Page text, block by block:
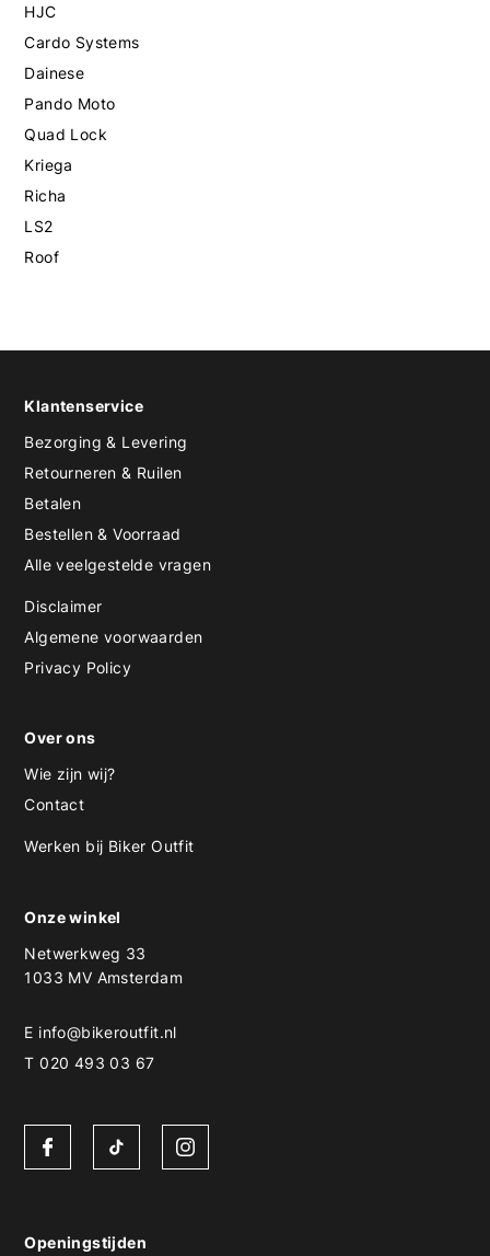
HJC
Cardo Systems
Dainese
Pando Moto
Quad Lock
Kriega
Richa
LS2
Roof
Klantenservice
Bezorging & Levering
Retourneren & Ruilen
Betalen
Bestellen & Voorraad
Alle veelgestelde vragen
Disclaimer
Algemene voorwaarden
Privacy Policy
Over ons
Wie zijn wij?
Contact
Werken bij Biker Outfit
Onze winkel
Netwerkweg 33
1033 MV Amsterdam
E info@bikeroutfit.nl
T 020 493 03 67
Openingstijden